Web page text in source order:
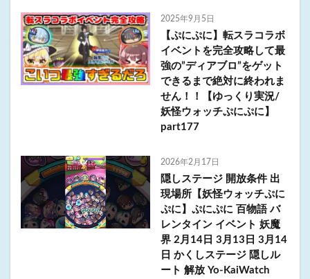
2025年9月5日
【ぷにぷに】転スラコラボ
イベントを完全攻略して最
強の”ディアブロ”をゲット
できるまで絶対に終われま
せん！！【ゆっくり実況/
妖怪ウォッチぷにぷに】
part177
2026年2月17日
隠しステージ 開放条件 出
現場所【妖怪ウォッチぷに
ぷに】ぷにぷに 百物語 バ
レンタイン イベント 妖魔
界 2月14日 3月13日 3月14
日 かくしステージ 隠しル
ート 解放 Yo-KaiWatch